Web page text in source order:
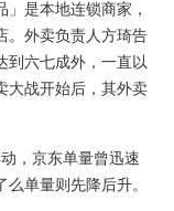
是本地连锁商家，
。外卖负责人方琦告
到六七成外，一直以
大战开始后，其外卖
，京东单量曾迅速
单量则先降后升。